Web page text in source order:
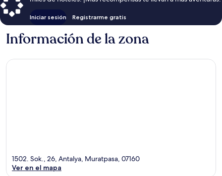
Iniciar sesión Registrarme gratis
Información de la zona
1502. Sok., 26, Antalya, Muratpasa, 07160
Ver en el mapa